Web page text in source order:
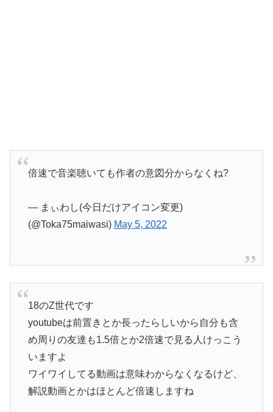
倍速で音楽聴いても作者の意図分からなくね?
— まぃわし(今日だけアイコン変更)
(@Toka75maiwasi) May 5, 2022
18のZ世代です
youtubeは前置きとか長ったらしいから自分も含
め周りの友達も1.5倍とか2倍速で見る人けっこう
いますよ
ワイワイしてる動画は意味わからなくなるけど、
解説動画とかはほとんど倍速しますね